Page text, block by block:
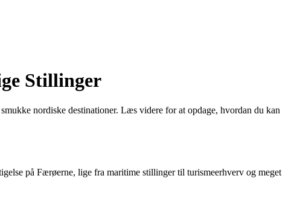
Stillinger
nordiske destinationer. Læs videre for at opdage, hvordan du kan
på Færøerne, lige fra maritime stillinger til turismeerhverv og meget